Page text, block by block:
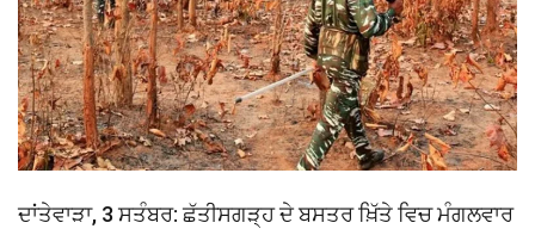
ਦਾਂਤੇਵਾੜਾ, 3 ਸਤੰਬਰ: ਛੱਤੀਸਗੜ੍ਹ ਦੇ ਬਸਤਰ ਖ਼ਿੱਤੇ ਵਿਚ ਮੰਗਲਵਾਰ